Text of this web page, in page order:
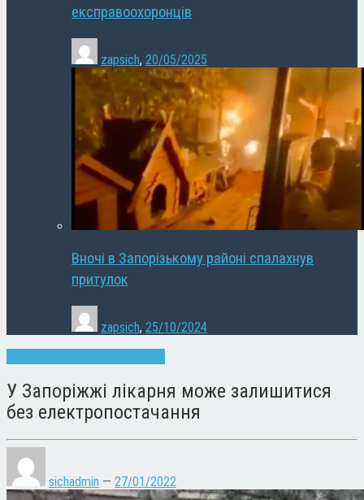
експравоохоронців
zapsich, 20/05/2025
Вночі в Запорізькому районі спалахнув
притулок
zapsich, 25/10/2024
У Запоріжжі лікарня може залишитися
без електропостачання
sichadmin — 27/01/2022